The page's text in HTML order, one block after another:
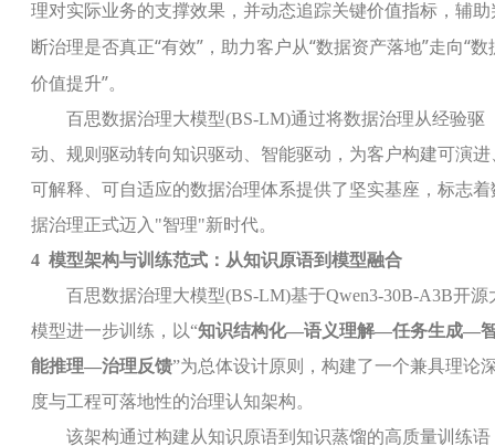
理对实际业务的支撑效果，并动态追踪关键价值指标，辅助
断治理是否真正“有效” ，助力客户从“数据资产落地”走向“数
价值提升”。
百思数据治理大模型(BS-LM)通过将数据治理从经验驱
动、规则驱动转向知识驱动、智能驱动，为客户构建可演进
可解释、可自适应的数据治理体系提供了坚实基座，标志着
据治理正式迈入 "智理"新时代。
4 模型架构与训练范式：从知识原语到模型融合
百思数据治理大模型(BS-LM)基于Qwen3-30B-A3B开源
模型进一步训练，以“知识结构化—语义理解—任务生成—
能推理—治理反馈”为总体设计原则，构建了一个兼具理论
度与工程可落地性的治理认知架构。
该架构通过构建从知识原语到知识蒸馏的高质量训练语